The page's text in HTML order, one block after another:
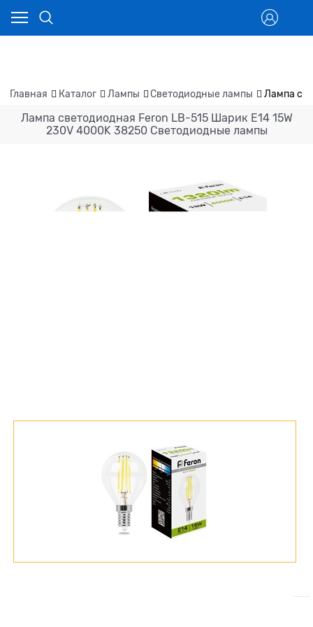
Главная Каталог Лампы Светодиодные лампы Лампа
Лампа светодиодная Feron LB-515 Шарик E14 15W
230V 4000K 38250 Светодиодные лампы